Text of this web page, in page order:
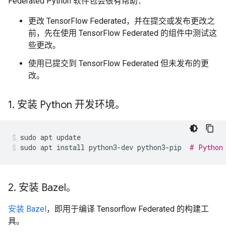
更改 TensorFlow Federated，并在提交或发布更改之
前，先在使用 TensorFlow Federated 的组件中测试这
些更改。
使用已提交到 TensorFlow Federated 但未发布的更
改。
1. 安装 Python 开发环境。
sudo apt update
sudo apt install python3-dev python3-pip # Python
2. 安装 Bazel。
安装 Bazel，即用于编译 Tensorflow Federated 的构建工
具。